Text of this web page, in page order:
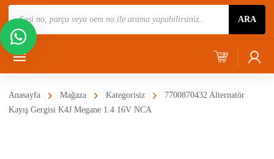
Ara
ARA
Anasayfa Mağaza Kategorisiz
7700870432 Alternatör
Kayış Gergisi K4J Megane 1.4 16V NCA